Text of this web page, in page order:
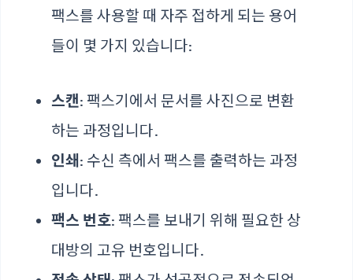
팩스를 사용할 때 자주 접하게 되는 용어
들이 몇 가지 있습니다:
스캔: 팩스기에서 문서를 사진으로 변환
하는 과정입니다.
인쇄 : 수신 측에서 팩스를 출력하는 과정
입니다.
팩스 번호: 팩스를 보내기 위해 필요한 상
대방의 고유 번호입니다.